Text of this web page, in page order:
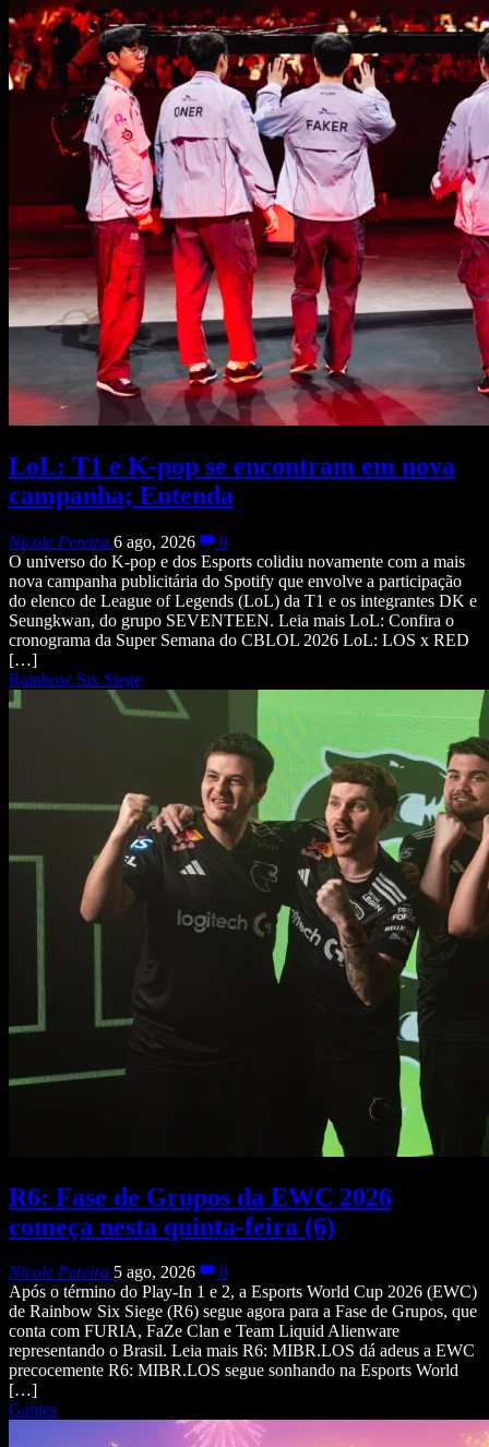
LoL: T1 e K-pop se encontram em nova
campanha; Entenda
Nicole Pereira 6 ago, 2026
0
O universo do K-pop e dos Esports colidiu novamente com a mais
nova campanha publicitária do Spotify que envolve a participação
do elenco de League of Legends (LoL) da T1 e os integrantes DK e
Seungkwan, do grupo SEVENTEEN. Leia mais LoL: Confira o
cronograma da Super Semana do CBLOL 2026 LoL: LOS x RED
[…]
Rainbow Six Siege
R6: Fase de Grupos da EWC 2026
começa nesta quinta-feira (6)
Nicole Pereira 5 ago, 2026
0
Após o término do Play-In 1 e 2, a Esports World Cup 2026 (EWC)
de Rainbow Six Siege (R6) segue agora para a Fase de Grupos, que
conta com FURIA, FaZe Clan e Team Liquid Alienware
representando o Brasil. Leia mais R6: MIBR.LOS dá adeus a EWC
precocemente R6: MIBR.LOS segue sonhando na Esports World
[…]
Games